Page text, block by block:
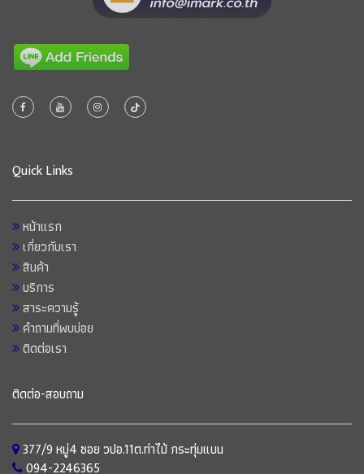
Quick Links
หน้าแรก
เกี่ยวกับเรา
สินค้า
บริการ
สาระความรู้
คำถามที่พบบ่อย
ติดต่อเรา
ติดต่อ-สอบถาม
377/9 หมู่4 ซอย วปอ.11ต.ท่าไม้ กระทุ่มแบน
094-2246365